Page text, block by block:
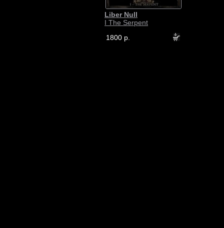
Liber Null
I The Serpent
1800 р.